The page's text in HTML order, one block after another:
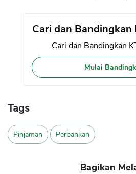
Cari dan Bandingkan
Cari dan Bandingkan
Mulai
Tags
Pinjaman Perbankan
Bagikan